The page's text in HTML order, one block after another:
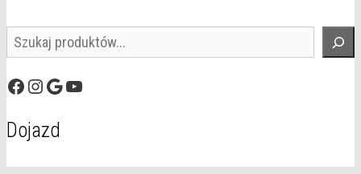
Szukaj
Facebook
Instagram
GoogleYouTube
Dojazd